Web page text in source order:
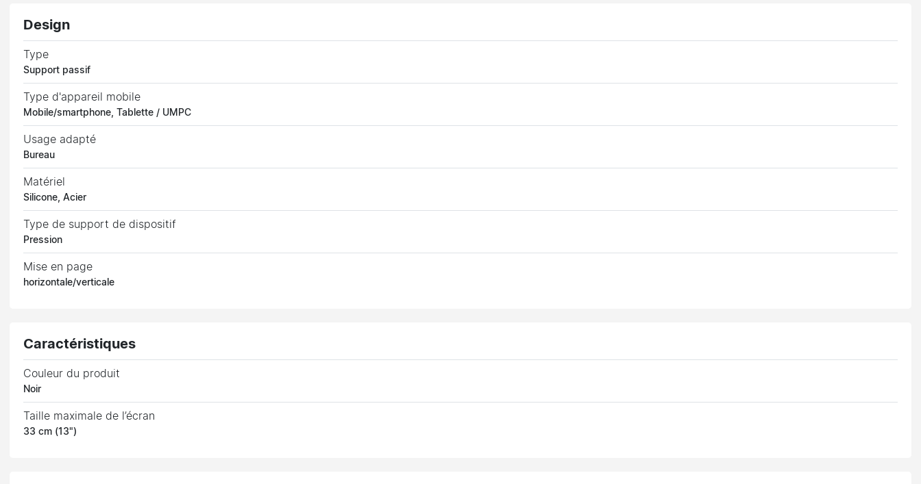
Design
Type
Support passif
Type d'appareil mobile
Mobile/smartphone, Tablette / UMPC
Usage adapté
Bureau
Matériel
Silicone, Acier
Type de support de dispositif
Pression
Mise en page
horizontale/verticale
Caractéristiques
Couleur du produit
Noir
Taille maximale de l’écran
33 cm (13")